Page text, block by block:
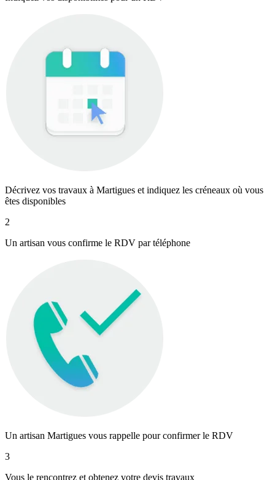
Décrivez vos travaux à Martigues et indiquez les créneaux où vous
êtes disponibles
2
Un artisan vous confirme le RDV par téléphone
Un artisan Martigues vous rappelle pour confirmer le RDV
3
Vous le rencontrez et obtenez votre devis travaux